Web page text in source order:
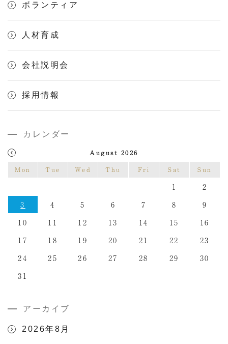
ボランティア
人材育成
会社説明会
採用情報
カレンダー
August 2026
Mon
Tue Wed Thu Fri Sat Sun
1
2
3
4 5 6 7 8
9
10
11 12 13 14 15
16
17
18 19 20 21 22
23
24
25 26 27 28 29
30
31
アーカイブ
2026年8月